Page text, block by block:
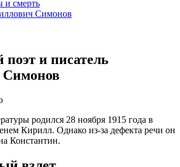
и смерть
Симонов
и писатель
Симонов
родился 28 ноября 1915 года в
Кирилл. Однако из-за дефекта речи он
Константин.